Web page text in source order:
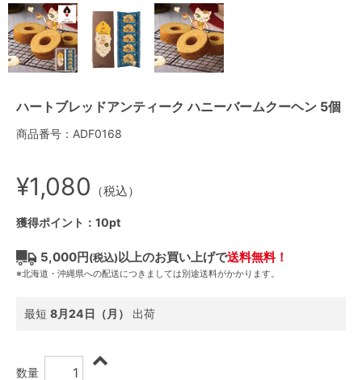
ハートブレッドアンティーク ハニーバームクーヘン 5個
商品番号：ADF0168
¥1,080 （税込）
獲得ポイント：10pt
5,000円(税込)以上のお買い上げで送料無料！
※北海道・沖縄県への配送につきましては別途送料がかかります。
最短 8月24日（月） 出荷
数量